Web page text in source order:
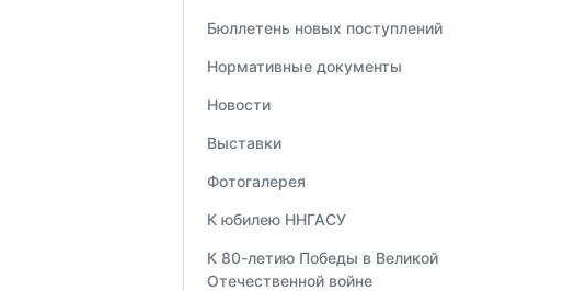
Бюллетень новых поступлений
Нормативные документы
Новости
Выставки
Фотогалерея
К юбилею ННГАСУ
К 80-летию Победы в Великой
Отечественной войне